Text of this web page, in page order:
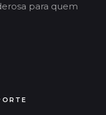
para quem